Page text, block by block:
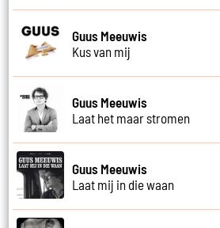
Guus Meeuwis
Kus van mij
Guus Meeuwis
Laat het maar stromen
Guus Meeuwis
Laat mij in die waan